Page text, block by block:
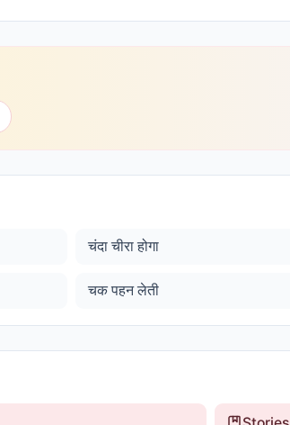
चंदा चीरा होगा
चक पहन लेती